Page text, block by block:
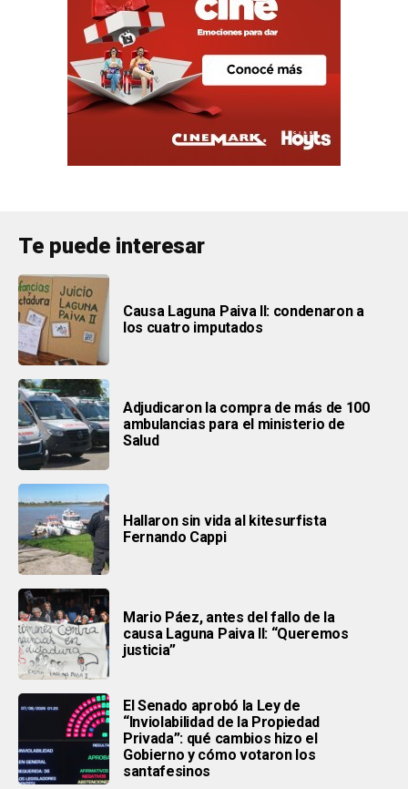
Te puede interesar
Causa Laguna Paiva II: condenaron a
los cuatro imputados
Adjudicaron la compra de más de 100
ambulancias para el ministerio de
Salud
Hallaron sin vida al kitesurfista
Fernando Cappi
Mario Páez, antes del fallo de la
causa Laguna Paiva II: “Queremos
justicia”
El Senado aprobó la Ley de
“Inviolabilidad de la Propiedad
Privada”: qué cambios hizo el
Gobierno y cómo votaron los
santafesinos